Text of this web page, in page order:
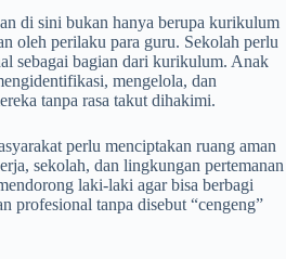
di sini bukan hanya berupa kurikulum
oleh perilaku para guru. Sekolah perlu
sebagai bagian dari kurikulum. Anak
mengelola, dan
tanpa rasa takut dihakimi.
perlu menciptakan ruang aman
sekolah, dan lingkungan pertemanan
laki-laki agar bisa berbagi
profesional tanpa disebut “cengeng”